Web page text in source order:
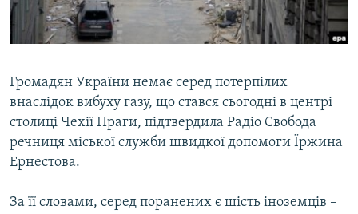
ВІДЕОУРОКИ «ELIFBE»
СВІДЧЕННЯ ОКУПАЦІЇ
Русский
Qırımtatar
ДОЛУЧАЙСЯ!
Усі сайти RFE/RL
Громадян України немає серед потерпілих
внаслідок вибуху газу, що стався сьогодні в центрі
столиці Чехії Праги, підтвердила Радіо Свобода
речниця міської служби швидкої допомоги Їржина
Ернестова.
За її словами, серед поранених є шість іноземців –